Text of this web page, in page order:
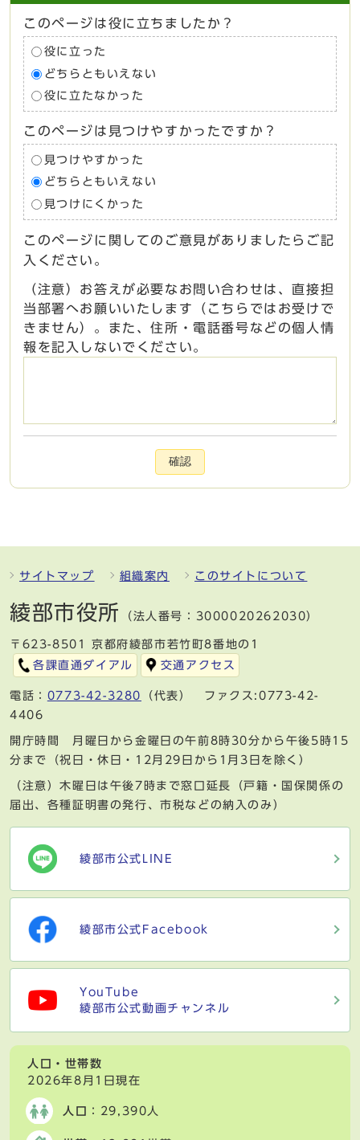
このページは役に立ちましたか？
役に立った
どちらともいえない
役に立たなかった
このページは見つけやすかったですか？
見つけやすかった
どちらともいえない
見つけにくかった
このページに関してのご意見がありましたらご記
入ください。
（注意）お答えが必要なお問い合わせは、直接担
当部署へお願いいたします（こちらではお受けで
きません）。また、住所・電話番号などの個人情
報を記入しないでください。
確認
サイトマップ 組織案内 このサイトについて
綾部市役所 （法人番号：3000020262030）
〒623-8501 京都府綾部市若竹町8番地の1
各課直通ダイアル
交通アクセス
電話： 0773-42-3280
（代表） ファクス:0773-42-
4406
開庁時間 月曜日から金曜日の午前8時30分から午後5時15
分まで（祝日・休日・12月29日から1月3日を除く）
（注意）木曜日は午後7時まで窓口延長（戸籍・国保関係の
届出、各種証明書の発行、市税などの納入のみ）
綾部市公式LINE
綾部市公式Facebook
YouTube
綾部市公式動画チャンネル
人口・世帯数
2026年8月1日現在
人口 ：29,390人